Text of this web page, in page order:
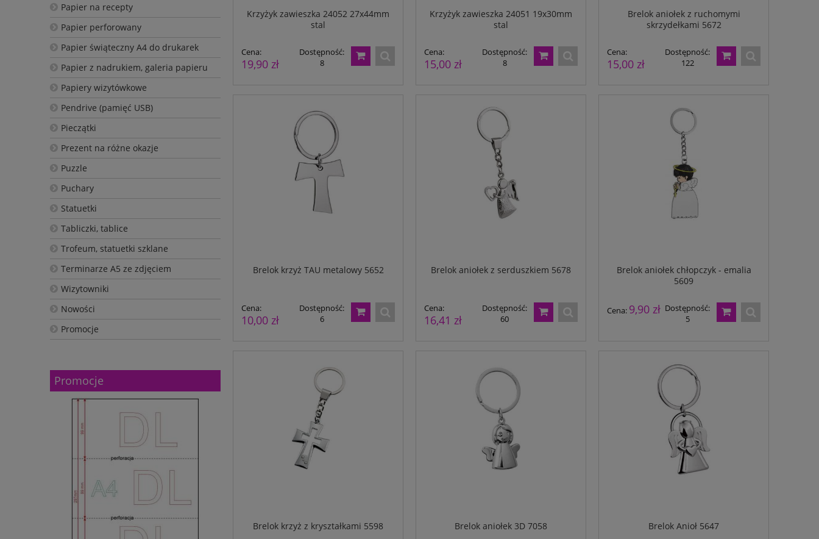
Papier na recepty
Papier perforowany
Papier świąteczny A4 do drukarek
Papier z nadrukiem, galeria papieru
Papiery wizytówkowe
Pendrive (pamięć USB)
Pieczątki
Prezent na różne okazje
Puzzle
Puchary
Statuetki
Tabliczki, tablice
Trofeum, statuetki szklane
Terminarze A5 ze zdjęciem
Wizytowniki
Nowości
Promocje
Promocje
Krzyżyk zawieszka 24052 27x44mm
stal
Cena:
19,90 zł
Dostępność:
8
Krzyżyk zawieszka 24051 19x30mm
stal
Cena:
15,00 zł
Dostępność:
8
Brelok aniołek z ruchomymi
skrzydełkami 5672
Cena:
15,00 zł
Dostępność:
122
Brelok krzyż TAU metalowy 5652
Cena:
10,00 zł
Dostępność:
6
Brelok aniołek z serduszkiem 5678
Cena:
16,41 zł
Dostępność:
60
Brelok aniołek chłopczyk - emalia
5609
Cena: 9,90 zł Dostępność:
5
Brelok krzyż z kryształkami 5598 Brelok aniołek 3D 7058 Brelok Anioł 5647